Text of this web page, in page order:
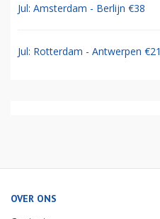
Jul: Amsterdam - Berlijn €38
Jul: Rotterdam - Antwerpen €21
OVER ONS